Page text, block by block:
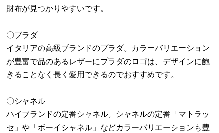
財布が見つかりやすいです。
〇プラダ
イタリアの高級ブランドのプラダ。カラーバリエーション
が豊富で品のあるレザーにプラダのロゴは、デザインに飽
きることなく長く愛用できるのでおすすめです。
〇シャネル
ハイブランドの定番シャネル。シャネルの定番「マトラッ
セ」や「ボーイシャネル」などカラーバリエーションも豊